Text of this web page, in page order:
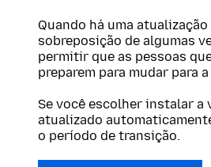
Quando há uma
sobreposição de algumas
permitir que as pessoas
preparem para mudar para
Se você escolher instalar a
atualizado
o período de transição.